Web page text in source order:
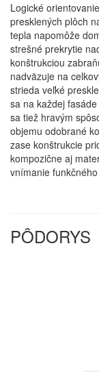
Logické
presklených plôch
tepla napomôže
strešné prekrytie
konštrukciou
nadväzuje na
strieda veľké
sa na každej
sa tiež hravým
objemu odobrané
zase konštrukcie
kompozične aj
vnímanie
PÔDORYS